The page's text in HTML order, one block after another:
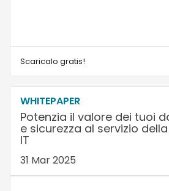
Scaricalo gratis!
WHITEPAPER
Potenzia il valore dei tuoi
e sicurezza al servizio
IT
31 Mar 2025